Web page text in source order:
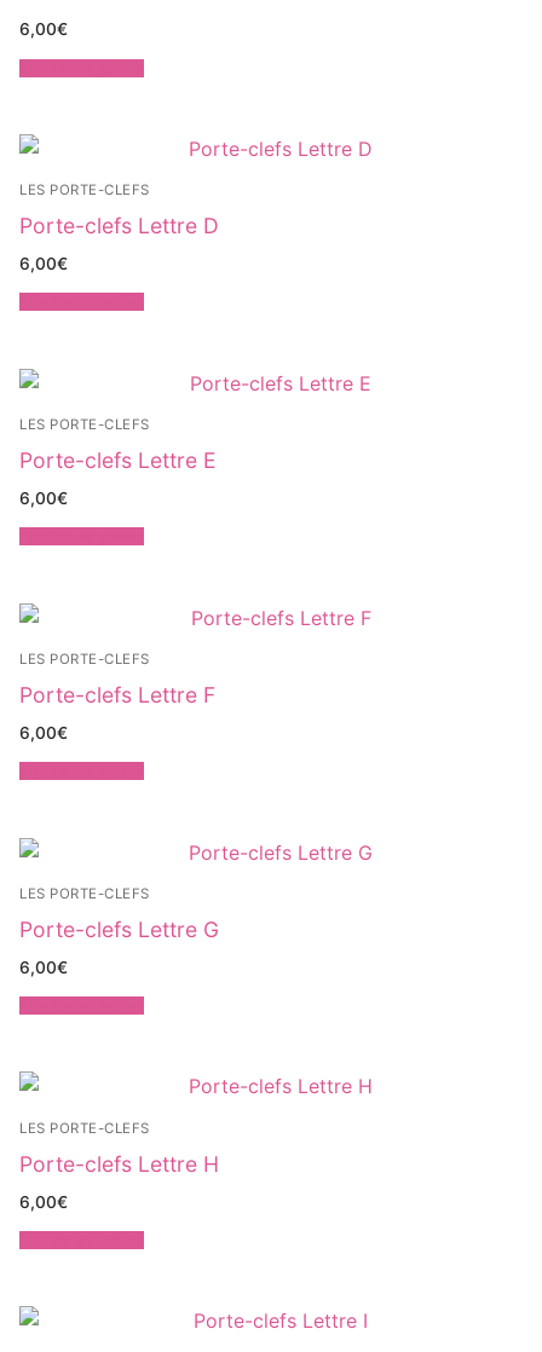
6,00€
LES PORTE-CLEFS
Porte-clefs Lettre D
6,00€
LES PORTE-CLEFS
Porte-clefs Lettre E
6,00€
LES PORTE-CLEFS
Porte-clefs Lettre F
6,00€
LES PORTE-CLEFS
Porte-clefs Lettre G
6,00€
LES PORTE-CLEFS
Porte-clefs Lettre H
6,00€